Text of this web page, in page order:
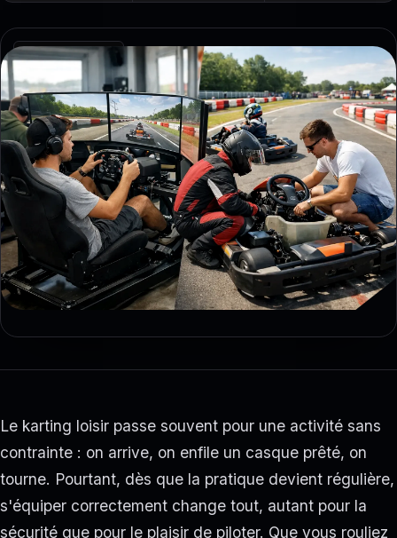
RZ · TELEMETRY
Le karting loisir passe souvent pour une activité sans
contrainte : on arrive, on enfile un casque prêté, on
tourne. Pourtant, dès que la pratique devient régulière,
s'équiper correctement change tout, autant pour la
sécurité que pour le plaisir de piloter. Que vous rouliez